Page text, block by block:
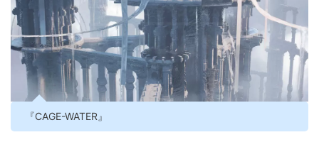
『CAGE-WATER』